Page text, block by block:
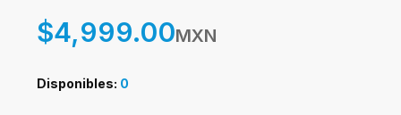
$4,999.00MXN
Disponibles: 0